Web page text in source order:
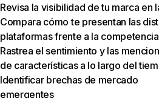
Revisa la visibilidad de tu marca en
Compara cómo te presentan las
plataformas frente a la competencia
Rastrea el sentimiento y las
de características a lo largo del
Identificar brechas de mercado
emergentes